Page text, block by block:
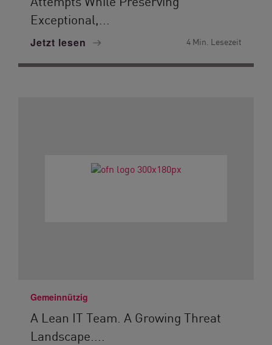
Exceptional,...
Jetzt lesen 4 Min. Lesezeit
Gemeinnützig
A Lean IT Team. A Growing Threat
Landscape....